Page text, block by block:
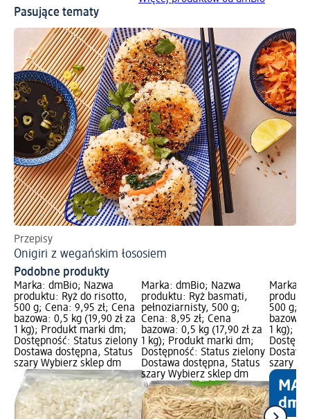
Pasujące tematy
Przepisy
Onigiri z wegańskim łososiem
Podobne produkty
Marka: dmBio; Nazwa
produktu: Ryż do risotto,
500 g; Cena: 9,95 zł; Cena
bazowa: 0,5 kg (19,90 zł za
1 kg); Produkt marki dm;
Dostępność: Status zielony
Dostawa dostępna, Status
szary Wybierz sklep dm
Marka: dmBio; Nazwa
produktu: Ryż basmati,
pełnoziarnisty, 500 g;
Cena: 8,95 zł; Cena
bazowa: 0,5 kg (17,90 zł za
1 kg); Produkt marki dm;
Dostępność: Status zielony
Dostawa dostępna, Status
szary Wybierz sklep dm
Marka:
500 g;
bazowa:
1 kg);
szary